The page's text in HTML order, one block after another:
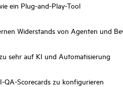
ein Plug-and-Play-Tool
Widerstands von Agenten und
sehr auf KI und Automatisierung
QA-Scorecards zu konfigurieren